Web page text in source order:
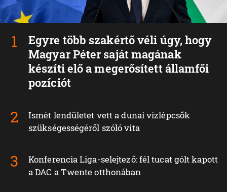
Egyre több szakértő véli úgy, hogy
Magyar Péter saját magának
készíti elő a megerősített államfői
pozíciót
Ismét lendületet vett a dunai vízlépcsők
szükségességéről szóló vita
Konferencia Liga-selejtező: fél tucat gólt kapott
a DAC a Twente otthonában